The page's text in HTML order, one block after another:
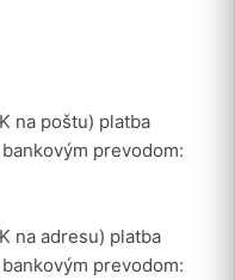
na poštu) platba
prevodom:
na adresu) platba
prevodom: